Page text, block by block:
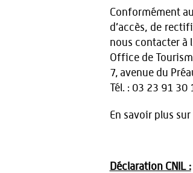
Conformément
d’accès, de
nous contacter à
Office de
7, avenue du
Tél. : 03 23 91
En savoir plus
Déclaration CNIL :